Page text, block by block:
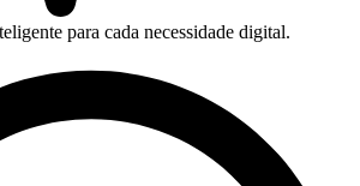
para cada necessidade digital.